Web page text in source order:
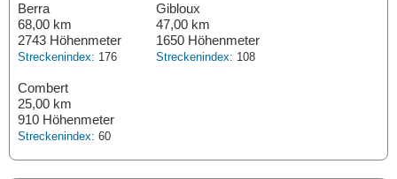
Berra
68,00 km
2743 Höhenmeter
Streckenindex: 176
Gibloux
47,00 km
1650 Höhenmeter
Streckenindex: 108
Combert
25,00 km
910 Höhenmeter
Streckenindex: 60